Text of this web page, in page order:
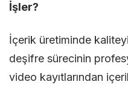
İşler?
İçerik üretiminde
deşifre sürecinin
video kayıtlarından